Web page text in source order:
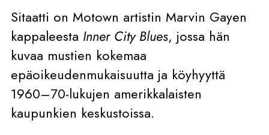
Sitaatti on Motown artistin Marvin Gayen
kappaleesta Inner City Blues, jossa hän
kuvaa mustien kokemaa
epäoikeudenmukaisuutta ja köyhyyttä
1960–70-lukujen amerikkalaisten
kaupunkien keskustoissa.